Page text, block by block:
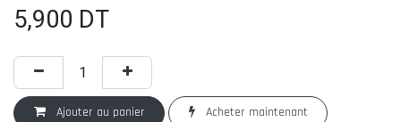
5,900 DT
Ajouter au panier Acheter maintenant